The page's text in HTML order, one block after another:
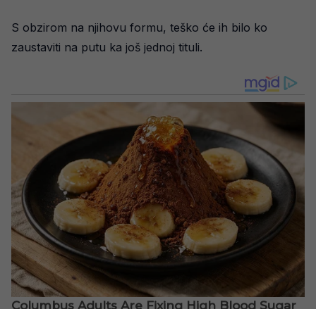
S obzirom na njihovu formu, teško će ih bilo ko
zaustaviti na putu ka još jednoj tituli.